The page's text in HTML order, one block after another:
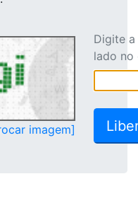
imagem]
Digite
lado no